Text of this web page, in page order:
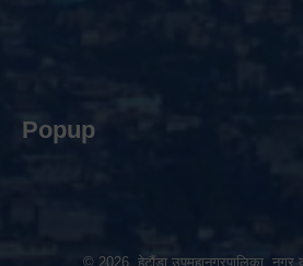
Popup
© 2026 हेटौंडा उपमहानगरपालिका, नगर